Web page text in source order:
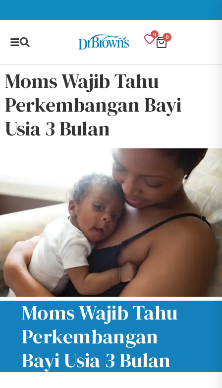
0 0
Moms Wajib Tahu
Perkembangan Bayi
Usia 3 Bulan
Moms Wajib Tahu
Perkembangan
Bayi Usia 3 Bulan